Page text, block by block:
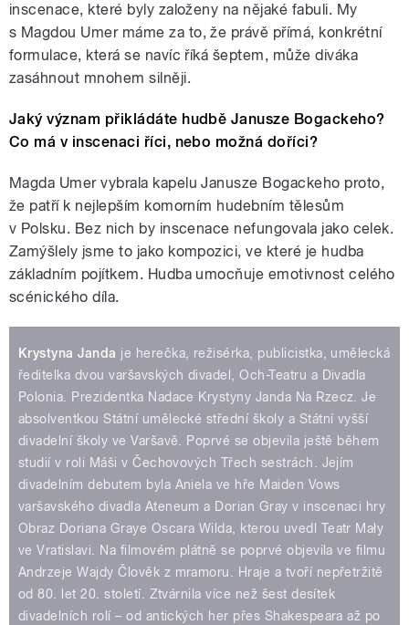
inscenace, které byly založeny na nějaké fabuli. My
s Magdou Umer máme za to, že právě přímá, konkrétní
formulace, která se navíc říká šeptem, může diváka
zasáhnout mnohem silněji.
Jaký význam přikládáte hudbě Janusze Bogackeho?
Co má v inscenaci říci, nebo možná doříci?
Magda Umer vybrala kapelu Janusze Bogackeho proto,
že patří k nejlepším komorním hudebním tělesům
v Polsku. Bez nich by inscenace nefungovala jako celek.
Zamýšlely jsme to jako kompozici, ve které je hudba
základním pojítkem. Hudba umocňuje emotivnost celého
scénického díla.
Krystyna Janda je herečka, režisérka, publicistka, umělecká
ředitelka dvou varšavských divadel, Och-Teatru a Divadla
Polonia. Prezidentka Nadace Krystyny Janda Na Rzecz. Je
absolventkou Státní umělecké střední školy a Státní vyšší
divadelní školy ve Varšavě. Poprvé se objevila ještě během
studií v roli Máši v Čechovových Třech sestrách. Jejím
divadelním debutem byla Aniela ve hře Maiden Vows
varšavského divadla Ateneum a Dorian Gray v inscenaci hry
Obraz Doriana Graye Oscara Wilda, kterou uvedl Teatr Mały
ve Vratislavi. Na filmovém plátně se poprvé objevila ve filmu
Andrzeje Wajdy Člověk z mramoru. Hraje a tvoří nepřetržitě
od 80. let 20. století. Ztvárnila více než šest desítek
divadelních rolí – od antických her přes Shakespeara až po